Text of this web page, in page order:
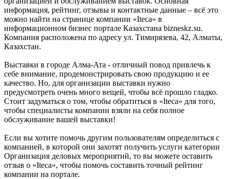
информация, рейтинг, отзывы и контактные данные – всё это
можно найти на странице компании «Iteca» в
информационном бизнес портале Казахстана bizneskz.su.
Компания расположена по адресу ул. Тимирязева, 42, Алматы,
Казахстан.
Выставки в городе Алма-Ата - отличный повод привлечь к
себе внимание, продемонстрировать свою продукцию и ее
качество. Но, для организации выставки нужно
предусмотреть очень много вещей, чтобы всё прошло гладко.
Стоит задуматься о том, чтобы обратиться в «Iteca» для того,
чтобы специалисты компании взяли на себя полное
обслуживание вашей выставки!
Если вы хотите помочь другим пользователям определиться с
компанией, в которой они захотят получить услуги категории
Организация деловых мероприятий, то вы можете оставить
отзыв о «Iteca», чтобы помочь составить точный рейтинг
компании на портале.